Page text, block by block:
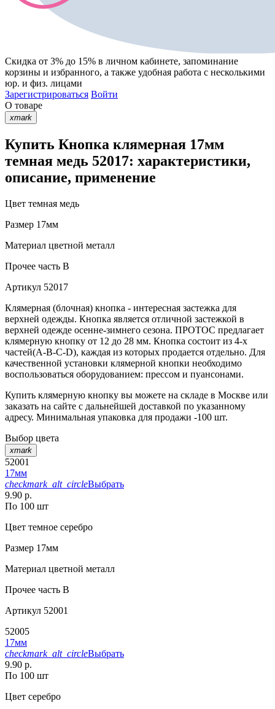
Скидка от 3% до 15% в личном кабинете, запоминание
корзины и избранного, а также удобная работа с несколькими
юр. и физ. лицами
Зарегистрироваться Войти
О товаре
xmark
Купить Кнопка клямерная 17мм
темная медь 52017: характеристики,
описание, применение
Цвет темная медь
Размер 17мм
Материал цветной металл
Прочее часть В
Артикул 52017
Клямерная (блочная) кнопка - интересная застежка для
верхней одежды. Кнопка является отличной застежкой в
верхней одежде осенне-зимнего сезона. ПРОТОС предлагает
клямерную кнопку от 12 до 28 мм. Кнопка состоит из 4-х
частей(А-В-С-D), каждая из которых продается отдельно. Для
качественной установки клямерной кнопки необходимо
воспользоваться оборудованием: прессом и пуансонами.
Купить клямерную кнопку вы можете на складе в Москве или
заказать на сайте с дальнейшей доставкой по указанному
адресу. Минимальная упаковка для продажи -100 шт.
Выбор цвета
xmark
52001
17мм
checkmark_alt_circleВыбрать
9.90 р.
По 100 шт
Цвет темное серебро
Размер 17мм
Материал цветной металл
Прочее часть В
Артикул 52001
52005
17мм
checkmark_alt_circleВыбрать
9.90 р.
По 100 шт
Цвет серебро